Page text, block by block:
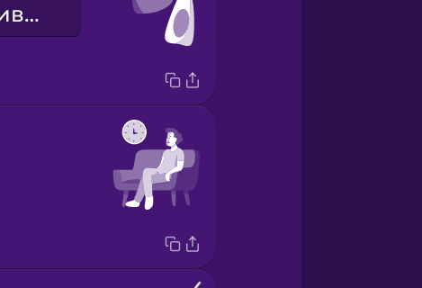
засіб для виведення плям